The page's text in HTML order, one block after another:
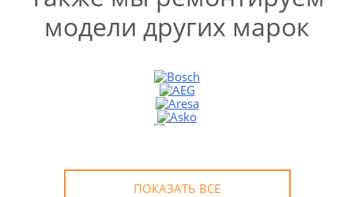
УЗНАТЬ СТОИМОСТЬ
Выезд и диагностика
БЕСПЛАТНО *
* в случае ремонта
модели других марок
ПОКАЗАТЬ ВСЕ